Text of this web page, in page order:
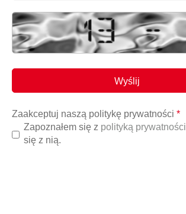
Zaakceptuj naszą politykę prywatności *
Zapoznałem się z polityką prywatności
się z nią.